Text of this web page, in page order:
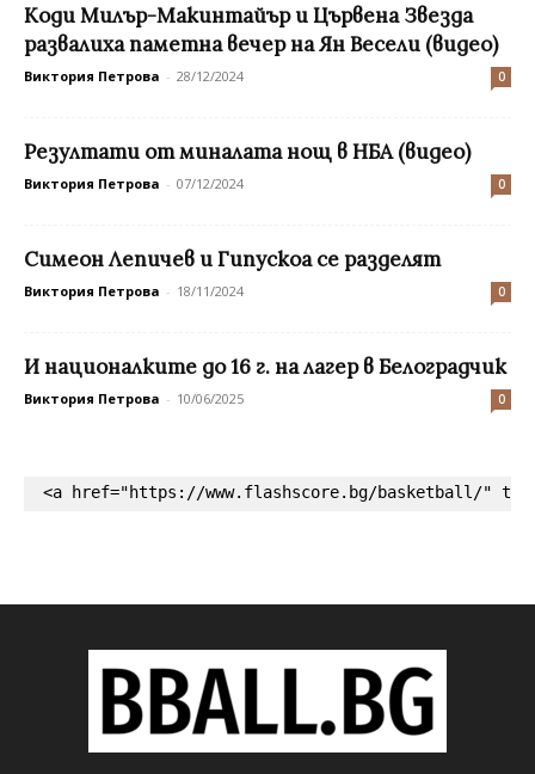
Коди Милър-Макинтайър и Цървена Звезда
развалиха паметна вечер на Ян Весели (видео)
Виктория Петрова - 28/12/2024 0
Резултати от миналата нощ в НБА (видео)
Виктория Петрова - 07/12/2024 0
Симеон Лепичев и Гипускоа се разделят
Виктория Петрова - 18/11/2024 0
И националките до 16 г. на лагер в Белоградчик
Виктория Петрова - 10/06/2025 0
<a href="https://www.flashscore.bg/basketball/"